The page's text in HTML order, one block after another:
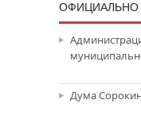
ОФИЦИАЛЬНО
Дума